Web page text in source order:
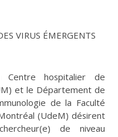
VIRUS ÉMERGENTS
hospitalier de
et le Département de
de la Faculté
(UdeM) désirent
de niveau